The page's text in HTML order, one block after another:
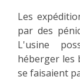
Les
par des
L'usine
héberger les
se faisaient